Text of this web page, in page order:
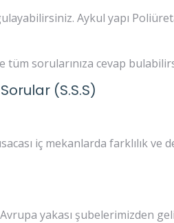
Aykul yapı
sorularınıza cevap
(S.S.S)
iç mekanlarda farklılık
yakası şubelerimizden